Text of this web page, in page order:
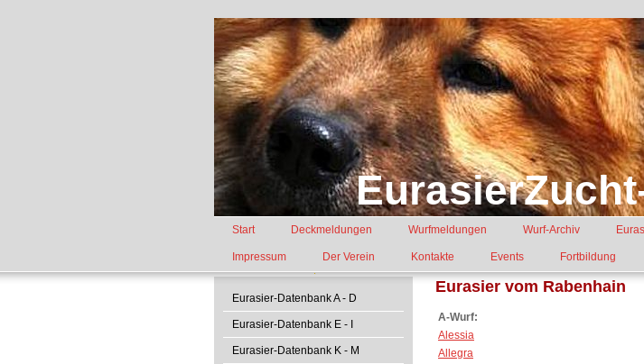
Start Deckmeldungen Wurfmeldungen Wurf-Archiv
Impressum Der Verein Kontakte Events Fortbildung
Eurasier-Datenbank A - D
Eurasier-Datenbank E - I
Eurasier-Datenbank K - M
Eurasier vom Rabenhain
A-Wurf:
Alessia
Allegra